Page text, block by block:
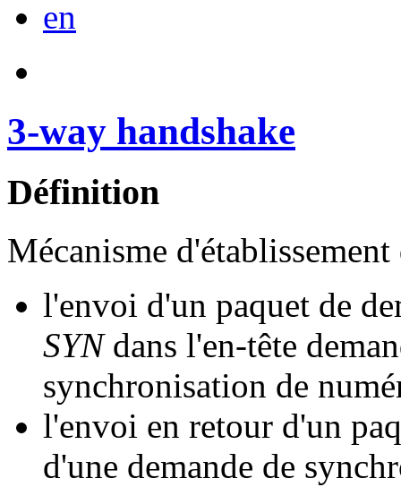
en
3-way handshake
Définition
Mécanisme
l'envoi d'un paquet de
SYNdans l'en-tête
synchronisation de
l'envoi en retour d'un
d'une demande de